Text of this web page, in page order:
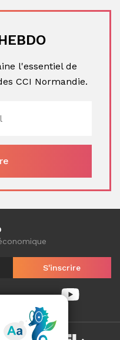
l'essentiel de
CCI Normandie.